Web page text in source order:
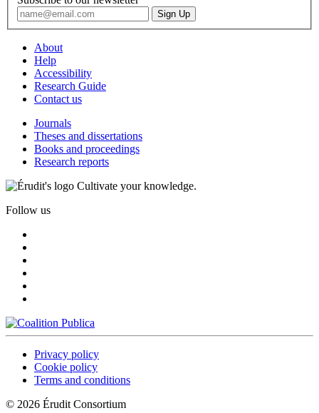
About
Help
Accessibility
Research Guide
Contact us
Journals
Theses and dissertations
Books and proceedings
Research reports
Cultivate your knowledge.
Follow us
Privacy policy
Cookie policy
Terms and conditions
© 2026 Érudit Consortium